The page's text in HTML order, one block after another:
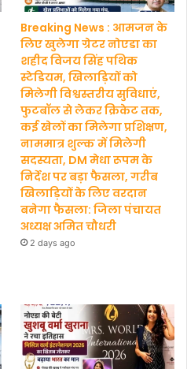
Breaking News : आमजन के
लिए खुलेगा ग्रेटर नोएडा का
शहीद विजय सिंह पथिक
स्टेडियम, खिलाड़ियों को
मिलेगी विश्वस्तरीय सुविधाएं,
फुटबॉल से लेकर क्रिकेट तक,
कई खेलों का मिलेगा प्रशिक्षण,
नाममात्र शुल्क में मिलेगी
सदस्यता, DM मेधा रूपम के
निर्देश पर बड़ा फैसला, गरीब
खिलाड़ियों के लिए वरदान
बनेगा फैसला: जिला पंचायत
अध्यक्ष अमित चौधरी
2 days ago